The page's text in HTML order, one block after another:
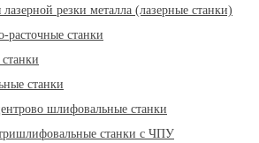
резки металла (лазерные станки)
расточные станки
станки
шлифовальные станки
станки с ЧПУ